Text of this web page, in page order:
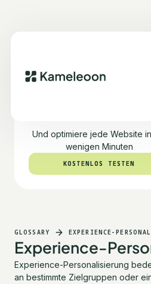
Und optimiere jede Website
wenigen Minuten
KOSTENLOS TESTEN
KOSTENLOS TESTEN
GLOSSARY EXPERIENCE-
Experience-
Experience-Personalisierung
an bestimmte Zielgruppen oder